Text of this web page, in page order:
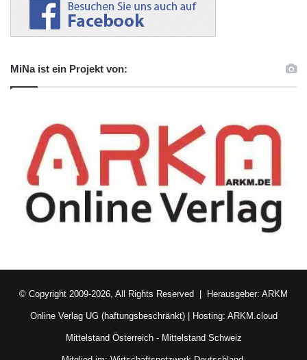
MiNa ist ein Projekt von:
© Copyright 2009-2026, All Rights Reserved | Herausgeber: ARKM
Online Verlag UG (haftungsbeschränkt)| Hosting: ARKM.cloud
Mittelstand Österreich- Mittelstand Schweiz